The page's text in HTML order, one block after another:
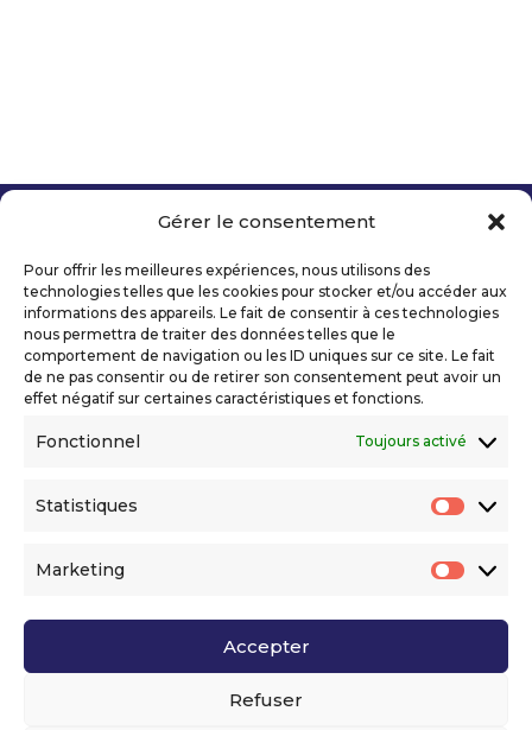
Gérer le consentement
Pour offrir les meilleures expériences, nous utilisons des
technologies telles que les cookies pour stocker et/ou accéder aux
informations des appareils. Le fait de consentir à ces technologies
nous permettra de traiter des données telles que le
comportement de navigation ou les ID uniques sur ce site. Le fait
de ne pas consentir ou de retirer son consentement peut avoir un
effet négatif sur certaines caractéristiques et fonctions.
Fonctionnel Toujours activé
Statistiques
Marketing
Accepter
Refuser
Mentions légales
Politique de confidentialité
Déclaration d’accessibilité numérique
Ils nous soutiennent
Voir l’ensemble de nos partenaires